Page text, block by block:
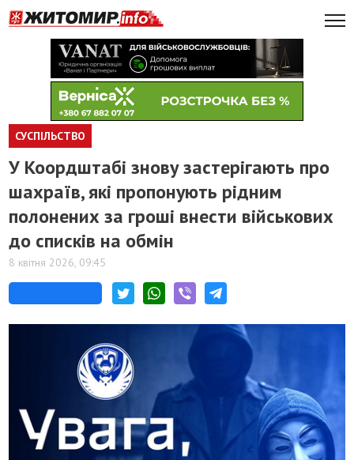
СУСПІЛЬСТВО
У Коордштабі знову застерігають про
шахраїв, які пропонують рідним
полонених за гроші внести військових
до списків на обмін
8 квітня 2026, 09:45